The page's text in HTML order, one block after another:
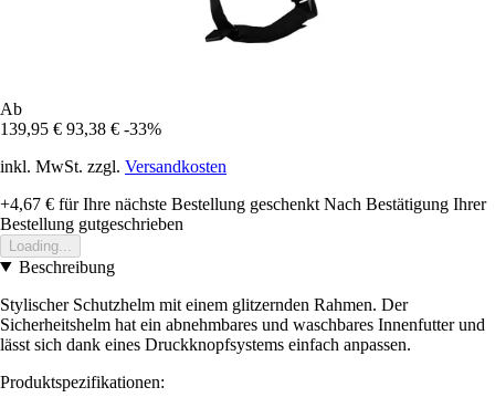
Ab
139,95 € 93,38 € -33%
inkl. MwSt. zzgl. Versandkosten
+4,67 € für Ihre nächste Bestellung geschenkt Nach Bestätigung Ihrer
Bestellung gutgeschrieben
Loading...
Beschreibung
Stylischer Schutzhelm mit einem glitzernden Rahmen. Der
Sicherheitshelm hat ein abnehmbares und waschbares Innenfutter und
lässt sich dank eines Druckknopfsystems einfach anpassen.
Produktspezifikationen: